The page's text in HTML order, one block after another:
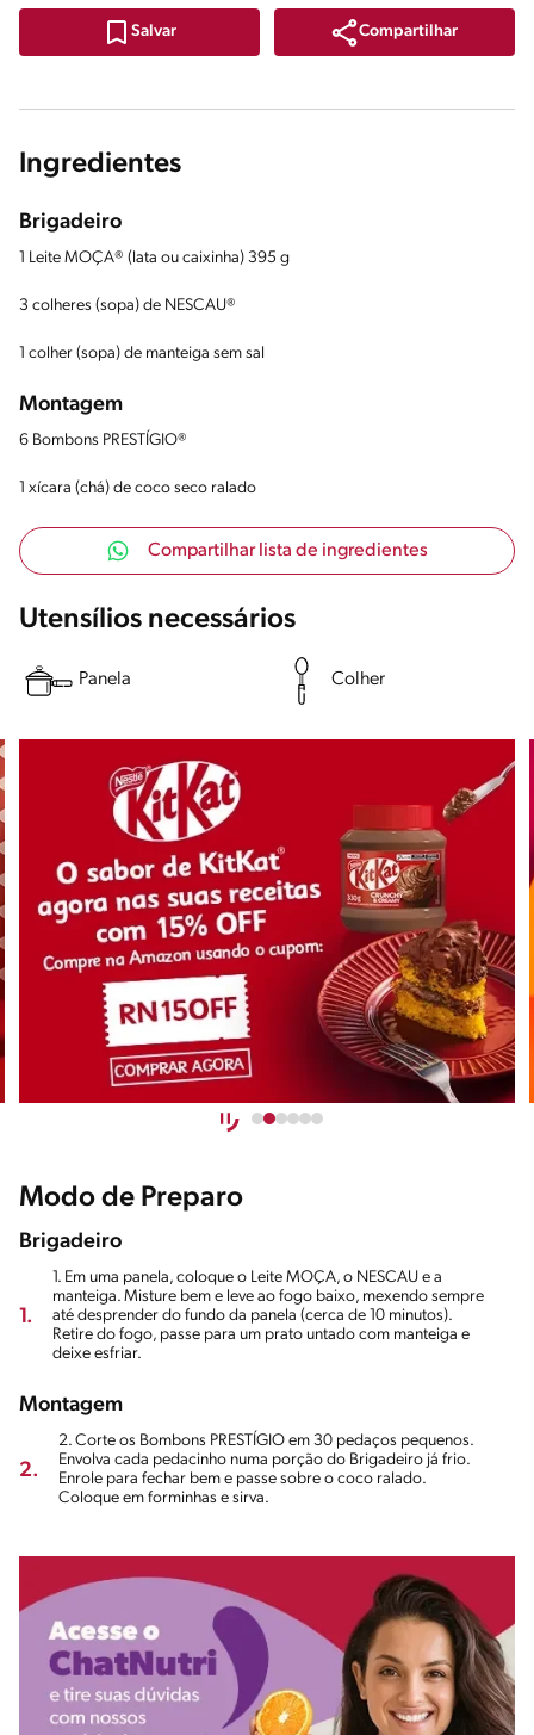
Salvar Compartilhar
Ingredientes
Brigadeiro
1 Leite MOÇA® (lata ou caixinha) 395 g
3 colheres (sopa) de NESCAU®
1 colher (sopa) de manteiga sem sal
Montagem
6 Bombons PRESTÍGIO®
1 xícara (chá) de coco seco ralado
Compartilhar lista de ingredientes
Utensílios necessários
Panela Colher
Modo de Preparo
Brigadeiro
1.
1. Em uma panela, coloque o Leite MOÇA, o NESCAU e a
manteiga. Misture bem e leve ao fogo baixo, mexendo sempre
até desprender do fundo da panela (cerca de 10 minutos).
Retire do fogo, passe para um prato untado com manteiga e
deixe esfriar.
Montagem
2.
2. Corte os Bombons PRESTÍGIO em 30 pedaços pequenos.
Envolva cada pedacinho numa porção do Brigadeiro já frio.
Enrole para fechar bem e passe sobre o coco ralado.
Coloque em forminhas e sirva.